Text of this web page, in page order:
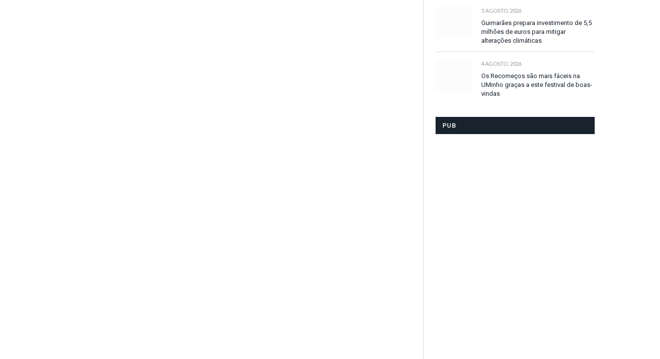
5 AGOSTO, 2026
Guimarães prepara investimento de 5,5
milhões de euros para mitigar
alterações climáticas
4 AGOSTO, 2026
Os Recomeços são mais fáceis na
UMinho graças a este festival de boas-
vindas
PUB